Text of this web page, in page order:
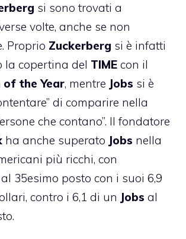
si sono trovati a
volte, anche se non
Proprio Zuckerberg si è infatti
copertina del TIME con il
of the Year, mentre Jobs si è
di comparire nella
che contano”. Il fondatore
ha anche superato Jobs nella
più ricchi, con
al 35esimo posto con i suoi 6,9
contro i 6,1 di un Jobs al